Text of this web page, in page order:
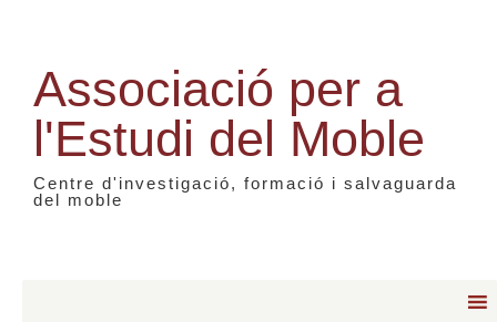
Associació per a
l'Estudi del Moble
Centre d'investigació, formació i salvaguarda
del moble